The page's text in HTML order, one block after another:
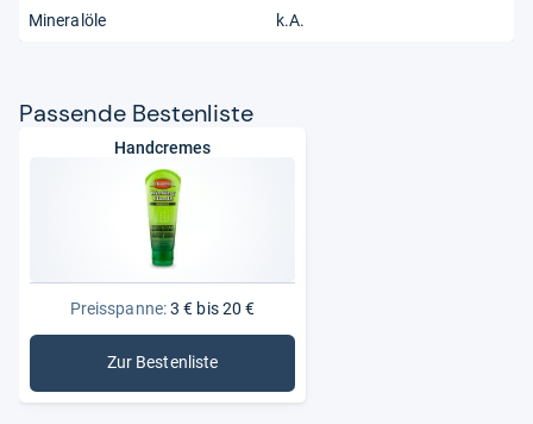
Mineralöle k.A.
Pas­sende Bes­ten­liste
Handcremes
Preisspanne:3 € bis 20 €
Zur Bestenliste
: Handcremes